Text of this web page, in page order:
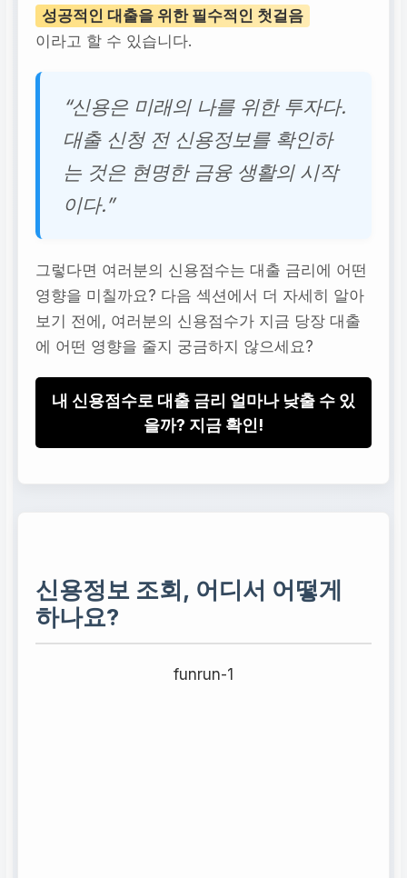
성공적인 대출을 위한 필수적인 첫걸음
이라고 할 수 있습니다.
“신용은 미래의 나를 위한 투자다.
대출 신청 전 신용정보를 확인하
는 것은 현명한 금융 생활의 시작
이다.”
그렇다면 여러분의 신용점수는 대출 금리에 어떤
영향을 미칠까요? 다음 섹션에서 더 자세히 알아
보기 전에, 여러분의 신용점수가 지금 당장 대출
에 어떤 영향을 줄지 궁금하지 않으세요?
내 신용점수로 대출 금리 얼마나 낮출 수 있
을까? 지금 확인!
신용정보 조회, 어디서 어떻게
하나요?
funrun-1